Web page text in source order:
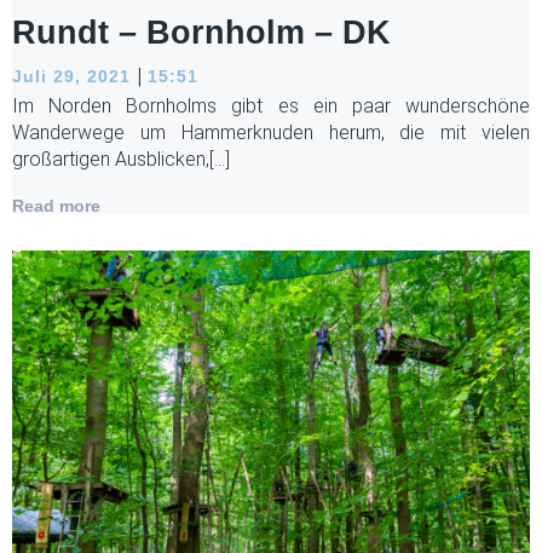
Rundt – Bornholm – DK
Juli 29, 2021 | 15:51
Im Norden Bornholms gibt es ein paar wunderschöne
Wanderwege um Hammerknuden herum, die mit vielen
großartigen Ausblicken,[…]
Read more